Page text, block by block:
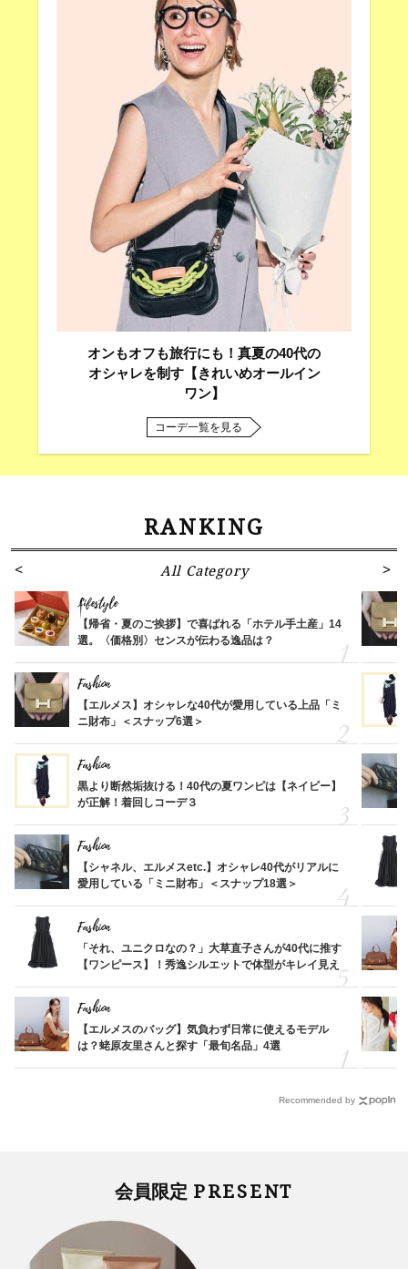
オンもオフも旅行にも！真夏の40代の
オシャレを制す【きれいめオールイン
ワン】
コーデ一覧を見る
RANKING
All Category
Lifestyle
【帰省・夏のご挨拶】で喜ばれる「ホテル手土産」14
選。〈価格別〉センスが伝わる逸品は？
Fashion
【エルメス】オシャレな40代が愛用している上品「ミ
ニ財布」＜スナップ6選＞
Fashion
黒より断然垢抜ける！40代の夏ワンピは【ネイビー】
が正解！着回しコーデ３
Fashion
【シャネル、エルメスetc.】オシャレ40代がリアルに
愛用している「ミニ財布」＜スナップ18選＞
Fashion
「それ、ユニクロなの？」大草直子さんが40代に推す
【ワンピース】！秀逸シルエットで体型がキレイ見え
Fashion
【エルメスのバッグ】気負わず日常に使えるモデル
は？蛯原友里さんと探す「最旬名品」4選
Recommended by
会員限定 PRESENT